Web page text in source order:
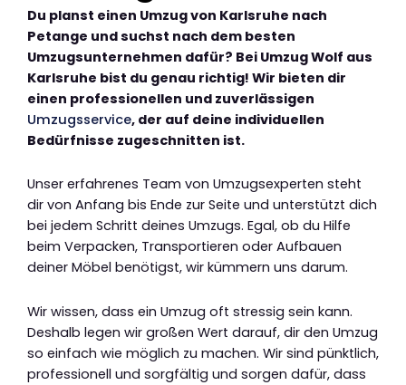
Du planst einen Umzug von Karlsruhe nach
Petange und suchst nach dem besten
Umzugsunternehmen dafür? Bei Umzug Wolf aus
Karlsruhe bist du genau richtig! Wir bieten dir
einen professionellen und zuverlässigen
Umzugsservice, der auf deine individuellen
Bedürfnisse zugeschnitten ist.
Unser erfahrenes Team von Umzugsexperten steht
dir von Anfang bis Ende zur Seite und unterstützt dich
bei jedem Schritt deines Umzugs. Egal, ob du Hilfe
beim Verpacken, Transportieren oder Aufbauen
deiner Möbel benötigst, wir kümmern uns darum.
Wir wissen, dass ein Umzug oft stressig sein kann.
Deshalb legen wir großen Wert darauf, dir den Umzug
so einfach wie möglich zu machen. Wir sind pünktlich,
professionell und sorgfältig und sorgen dafür, dass